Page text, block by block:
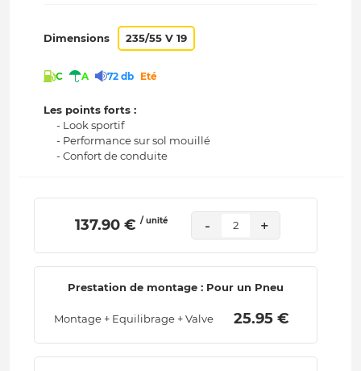
Dimensions 235/55 V 19
C A 72 db Eté
Les points forts :
- Look sportif
- Performance sur sol mouillé
- Confort de conduite
137.90 € / unité - 2 +
Prestation de montage : Pour un Pneu
Montage + Equilibrage + Valve 25.95 €